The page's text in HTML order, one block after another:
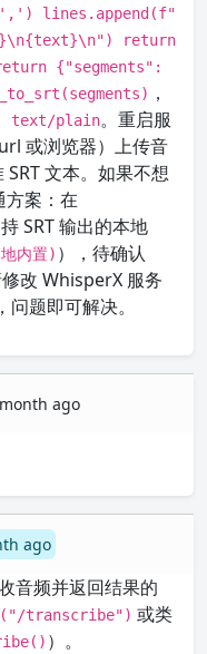
lines.append(f"
return
{"segments":
，
text/plain。重启服
或浏览器）上传音
文本。如果不想
方案：在
SRT 输出的本地
内置) ），待确认
改 WhisperX 服务
题即可解决。
ago
ago
音频并返回结果的
transcribe") 或类
）。